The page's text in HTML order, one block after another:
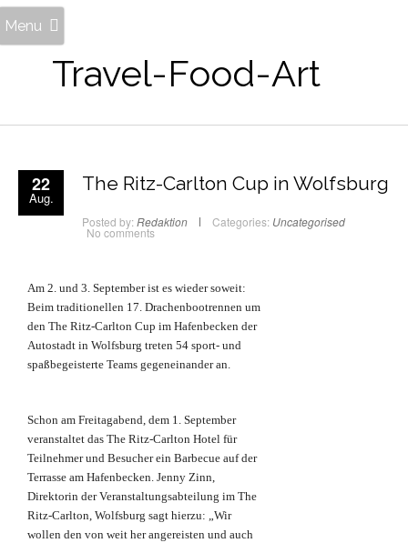
Travel-Food-Art
Menu
22
Aug.
The Ritz-Carlton Cup in Wolfsburg
Posted by: Redaktion Categories: Uncategorised
No comments
Am 2. und 3. September ist es wieder soweit:
Beim traditionellen 17. Drachenbootrennen um
den The Ritz-Carlton Cup im Hafenbecken der
Autostadt in Wolfsburg treten 54 sport- und
spaßbegeisterte Teams gegeneinander an.
Schon am Freitagabend, dem 1. September
veranstaltet das The Ritz-Carlton Hotel für
Teilnehmer und Besucher ein Barbecue auf der
Terrasse am Hafenbecken. Jenny Zinn,
Direktorin der Veranstaltungsabteilung im The
Ritz-Carlton, Wolfsburg sagt hierzu: „Wir
wollen den von weit her angereisten und auch